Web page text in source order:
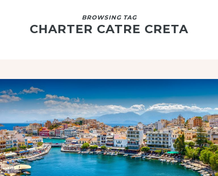
BROWSING TAG
CHARTER CATRE CRETA